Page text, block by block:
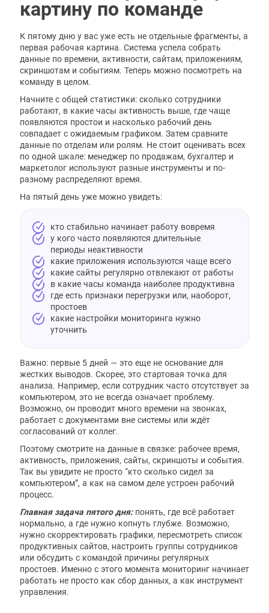
картину по команде
К пятому дню у вас уже есть не отдельные фрагменты, а
первая рабочая картина. Система успела собрать
данные по времени, активности, сайтам, приложениям,
скриншотам и событиям. Теперь можно посмотреть на
команду в целом.
Начните с общей статистики: сколько сотрудники
работают, в какие часы активность выше, где чаще
появляются простои и насколько рабочий день
совпадает с ожидаемым графиком. Затем сравните
данные по отделам или ролям. Не стоит оценивать всех
по одной шкале: менеджер по продажам, бухгалтер и
маркетолог используют разные инструменты и по-
разному распределяют время.
На пятый день уже можно увидеть:
кто стабильно начинает работу вовремя
у кого часто появляются длительные
периоды неактивности
какие приложения используются чаще всего
какие сайты регулярно отвлекают от работы
в какие часы команда наиболее продуктивна
где есть признаки перегрузки или, наоборот,
простоев
какие настройки мониторинга нужно
уточнить
Важно: первые 5 дней — это еще не основание для
жестких выводов. Скорее, это стартовая точка для
анализа. Например, если сотрудник часто отсутствует за
компьютером, это не всегда означает проблему.
Возможно, он проводит много времени на звонках,
работает с документами вне системы или ждёт
согласований от коллег.
Поэтому смотрите на данные в связке: рабочее время,
активность, приложения, сайты, скриншоты и события.
Так вы увидите не просто “кто сколько сидел за
компьютером”, а как на самом деле устроен рабочий
процесс.
Главная задача пятого дня: понять, где всё работает
нормально, а где нужно копнуть глубже. Возможно,
нужно скорректировать графики, пересмотреть список
продуктивных сайтов, настроить группы сотрудников
или обсудить с командой причины регулярных
простоев. Именно с этого момента мониторинг начинает
работать не просто как сбор данных, а как инструмент
управления.